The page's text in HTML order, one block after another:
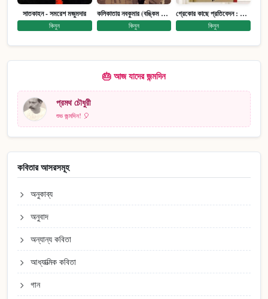
সাতকাহন - সমরেশ মজুমদার
কিনুন
কলিকাতায় নবকুমার (বঙ্কিম পুরষ্কারে সম্মানিত)(মানবিক মেগা উপন্যাস)
কিনুন
গ্রেকোর কাছে প্রতিবেদন : আত্মজীবনী
কিনুন
🎂 আজ যাদের জন্মদিন
প্রমথ চৌধুরী
শুভ জন্মদিন! 🎈
কবিতার আসরসমূহ
অনুকাব্য
অনুবাদ
অন্যান্য কবিতা
আধ্যাত্মিক কবিতা
গান